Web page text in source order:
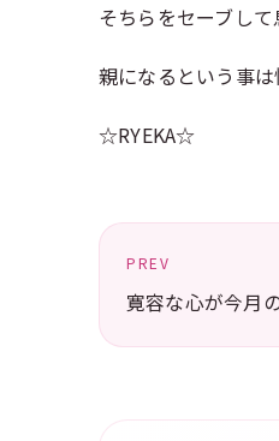
そちらをセーブして
親になるという事は
☆RYEKA☆
PREV
寛容な心が今月